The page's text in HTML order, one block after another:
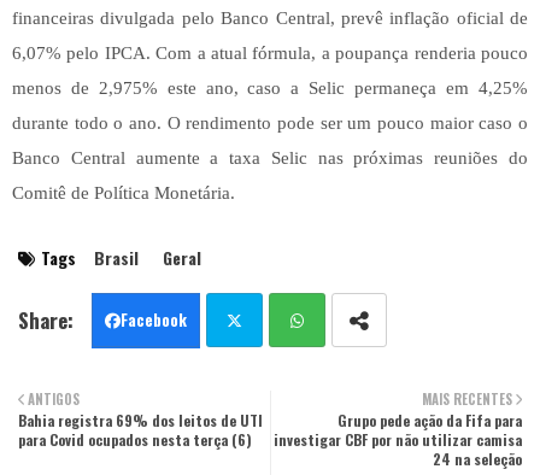
financeiras divulgada pelo Banco Central, prevê inflação oficial de
6,07% pelo IPCA. Com a atual fórmula, a poupança renderia pouco
menos de 2,975% este ano, caso a Selic permaneça em 4,25%
durante todo o ano. O rendimento pode ser um pouco maior caso o
Banco Central aumente a taxa Selic nas próximas reuniões do
Comitê de Política Monetária.
Tags Brasil Geral
Facebook
ter
MAIS RECENTES
Grupo pede ação da Fifa para
investigar CBF por não utilizar camisa
24 na seleção
ANTIGOS
Bahia registra 69% dos leitos de UTI
para Covid ocupados nesta terça (6)